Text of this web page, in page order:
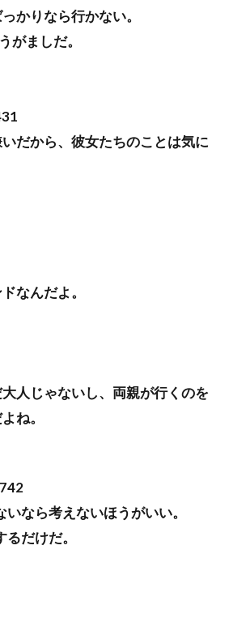
かりなら行かない。
がましだ。
だから、彼女たちのことは気に
なんだよ。
人じゃないし、両親が行くのを
ね。
なら考えないほうがいい。
だけだ。